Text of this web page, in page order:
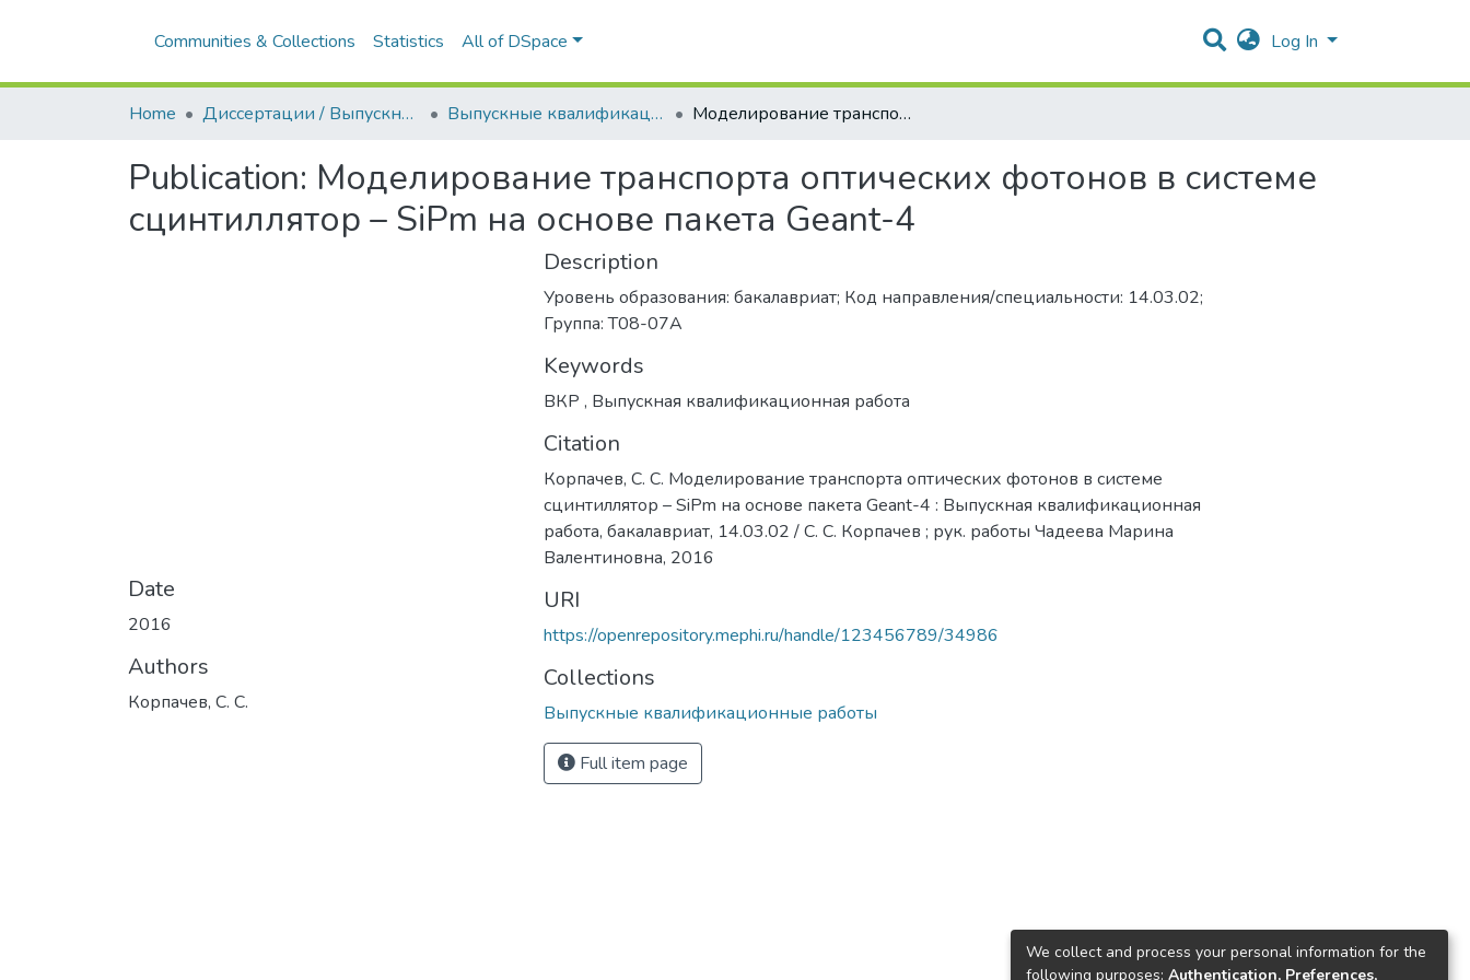
Communities & Collections Statistics All of DSpace Log In
Home Диссертации / Выпускные квалификационные работы Выпускные квалификационные работы Моделирование транспорта оптических фотонов в системе сцинтиллятор – SiPm на основе пакета Geant-4
Publication: Моделирование транспорта оптических фотонов в системе
сцинтиллятор – SiPm на основе пакета Geant-4
Date
2016
Authors
Корпачев, С. С.
Description
Уровень образования: бакалавриат; Код направления/специальности: 14.03.02;
Группа: Т08-07А
Keywords
ВКР , Выпускная квалификационная работа
Citation
Корпачев, С. С. Моделирование транспорта оптических фотонов в системе
сцинтиллятор – SiPm на основе пакета Geant-4 : Выпускная квалификационная
работа, бакалавриат, 14.03.02 / С. С. Корпачев ; рук. работы Чадеева Марина
Валентиновна, 2016
URI
https://openrepository.mephi.ru/handle/123456789/34986
Collections
Выпускные квалификационные работы
Full item page
We collect and process your personal information for the
following purposes: Authentication, Preferences,